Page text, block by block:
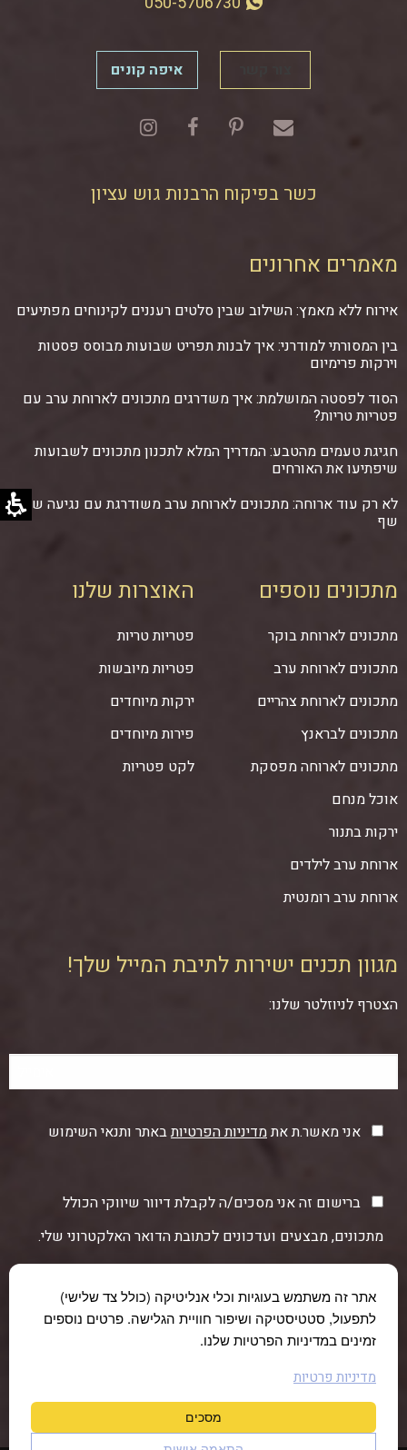
איפה קונים
כשר בפיקוח הרבנות גוש עציון
מאמרים אחרונים
אירוח ללא מאמץ: השילוב שבין סלטים רעננים לקינוחים מפתיעים
בין המסורתי למודרני: איך לבנות תפריט שבועות מבוסס פסטות
וירקות פרימיום
הסוד לפסטה המושלמת: איך משדרגים מתכונים לארוחת ערב עם
פטריות טריות?
חגיגת טעמים מהטבע: המדריך המלא לתכנון מתכונים לשבועות
שיפתיעו את האורחים
לא רק עוד ארוחה: מתכונים לארוחת ערב משודרגת עם נגיעה של
שף
מתכונים נוספים
מתכונים לארוחת בוקר
מתכונים לארוחת ערב
מתכונים לארוחת צהריים
מתכונים לבראנץ
מתכונים לארוחה מפסקת
אוכל מנחם
ירקות בתנור
ארוחת ערב לילדים
ארוחת ערב רומנטית
האוצרות שלנו
פטריות טריות
פטריות מיובשות
ירקות מיוחדים
פירות מיוחדים
לקט פטריות
מגוון תכנים ישירות לתיבת המייל שלך!
הצטרף לניוזלטר שלנו:
אני מאשר.ת אתמדיניות הפרטיותבאתר ותנאי השימוש
ברישום זה אני מסכים/ה לקבלת דיוור שיווקי הכולל
מתכונים, מבצעים ועדכונים לכתובת הדואר האלקטרוני שלי.
אתר זה משתמש בעוגיות וכלי אנליטיקה (כולל צד שלישי)
לתפעול, סטטיסטיקה ושיפור חוויית הגלישה. פרטים נוספים
זמינים במדיניות הפרטיות שלנו.
מדיניות פרטיות
מסכים